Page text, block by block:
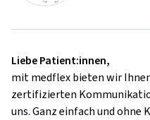
Liebe Patient:innen,
mit medflex bieten wir
zertifizierten
uns. Ganz einfach und ohne